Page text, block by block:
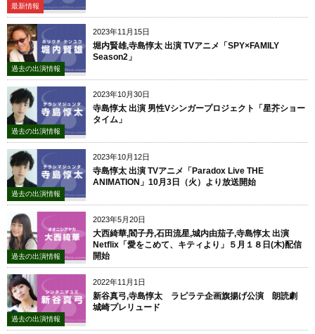
最新情報
2023年11月15日
過去の出演情報
堀内賢雄,寺島惇太 出演 TVアニメ「SPY×FAMILY
Season2」
2023年10月30日
過去の出演情報
寺島惇太 出演 男性Vシンガープロジェクト「星芥ショー
タイム」
2023年10月12日
過去の出演情報
寺島惇太 出演 TVアニメ「Paradox Live THE
ANIMATION」10月3日（火）より放送開始
2023年5月20日
過去の出演情報
大西綺華,閻子丹,石田流星,城内由茄子,寺島惇太 出演
Netflix「愛をこめて、キティより」５月１８日(木)配信
開始
2022年11月1日
過去の出演情報
新谷真弓,寺島惇太 ラピラテ企画旗揚げ公演 朗読劇
城崎プレリュード